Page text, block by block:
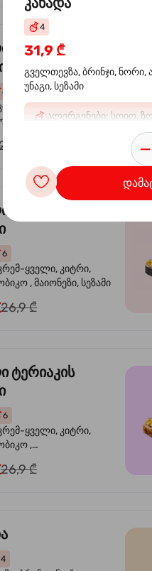
ორაგულის
6
ყველი, კიტრი,
, მაიონეზი,
₾
სიყვარული
6
ყველი, კიტრი,
, მაიონეზი, სეზამი
26,9 ₾
ტერიაკის
6
ყველი, კიტრი,
,
სოუსი
26,9 ₾
4
4
31,9 ₾
გველთევზა, ბრინჯი, ნორი,
უნაგი, სეზამი
ალერგენები: სოიო,